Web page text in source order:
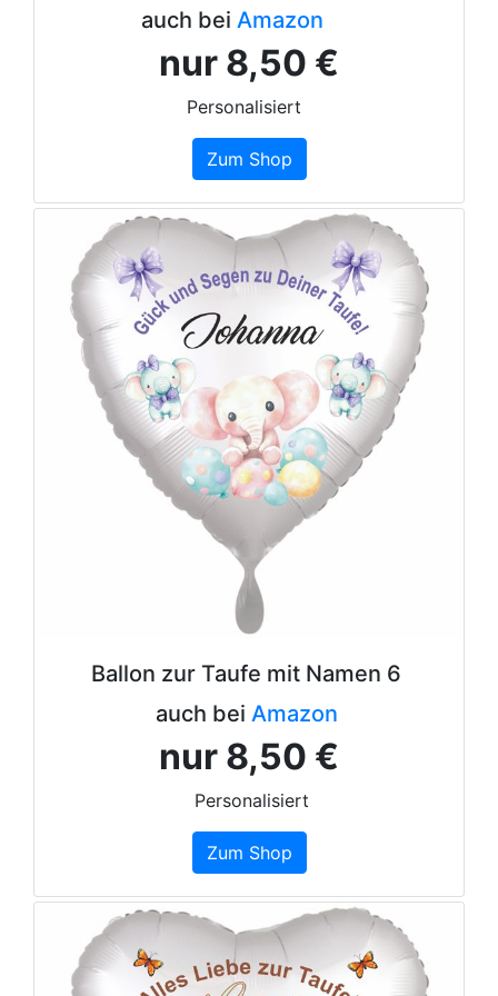
auch bei Amazon
nur 8,50 €
Personalisiert
Zum Shop
Ballon zur Taufe mit Namen 6
auch bei Amazon
nur 8,50 €
Personalisiert
Zum Shop